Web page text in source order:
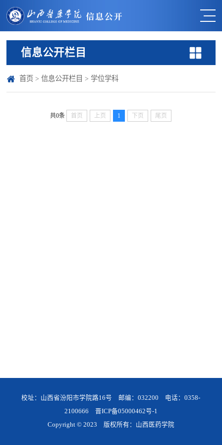
信息公开栏目
首页 > 信息公开栏目 > 学位学科
共0条 首页 上页 1 下页 尾页
校址：山西省汾阳市学院路16号 邮编：032200 电话：0358-
2100666 晋ICP备05000462号-1
Copyright © 2023 版权所有：山西医药学院